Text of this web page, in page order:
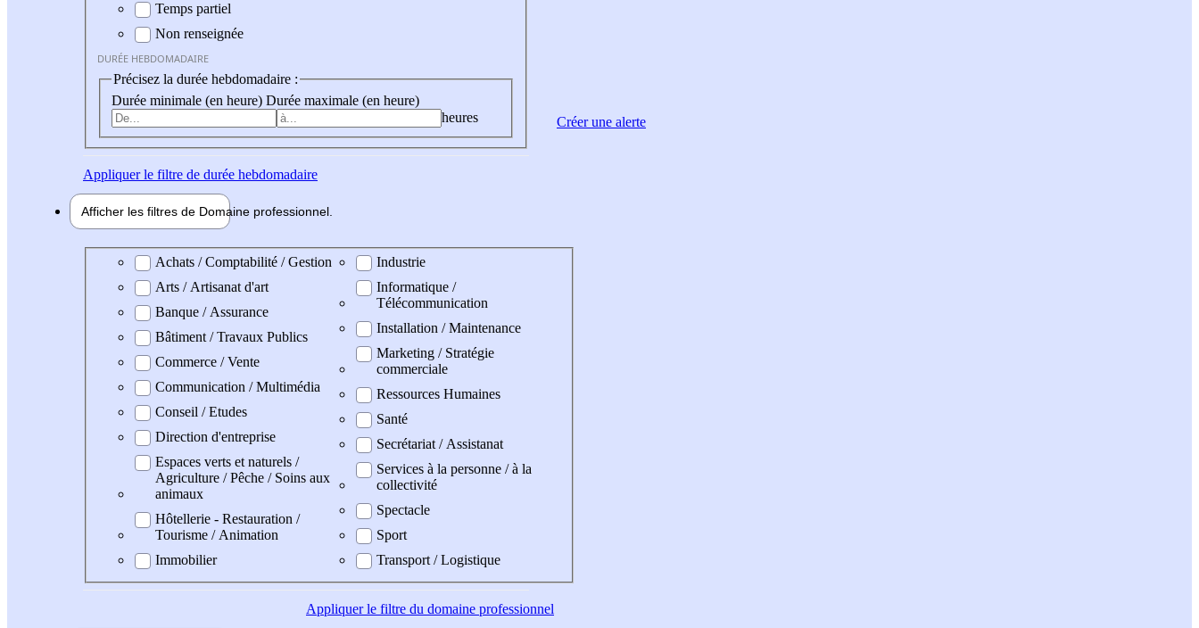
Temps partiel
Non renseignée
DURÉE HEBDOMADAIRE
Précisez la durée hebdomadaire :
Durée minimale (en heure) Durée maximale (en heure)
heures
Appliquerle filtre de durée hebdomadaire
Afficher les filtres de Domaine professionnel
Domaine professionel
Achats / Comptabilité / Gestion
Arts / Artisanat d'art
Banque / Assurance
Bâtiment / Travaux Publics
Commerce / Vente
Communication / Multimédia
Conseil / Etudes
Direction d'entreprise
Espaces verts et naturels /
Agriculture / Pêche / Soins aux
animaux
Hôtellerie - Restauration /
Tourisme / Animation
Immobilier
Industrie
Informatique /
Télécommunication
Installation / Maintenance
Marketing / Stratégie
commerciale
Ressources Humaines
Santé
Secrétariat / Assistanat
Services à la personne / à la
collectivité
Spectacle
Sport
Transport / Logistique
Appliquerle filtre du domaine professionnel
Créer une alerte